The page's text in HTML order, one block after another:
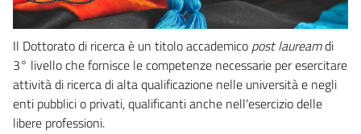
Il Dottorato di ricerca è un titolo accademico post laureamdi
3° livello che fornisce le competenze necessarie per esercitare
attività di ricerca di alta qualificazione nelle università e negli
enti pubblici o privati, qualificanti anche nell'esercizio delle
libere professioni.